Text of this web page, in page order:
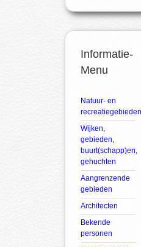
Informatie-
Menu
Natuur- en
recreatiegebieden
Wijken,
gebieden,
buurt(schapp)en,
gehuchten
Aangrenzende
gebieden
Architecten
Bekende
personen